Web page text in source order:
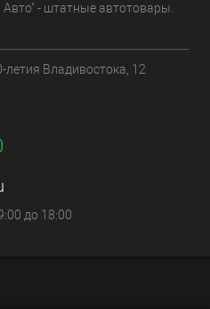
- штатные автотовары.
летия Владивостока, 12
до 18:00